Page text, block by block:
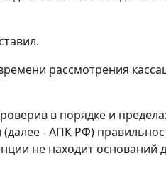
рассмотрения
в порядке и
- АПК РФ)
не находит оснований